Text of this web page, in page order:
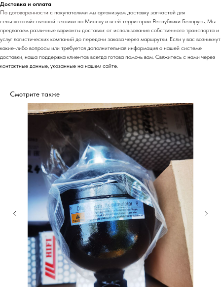
Доставка и оплата
По договоренности с покупателями мы организуем доставку запчастей для
сельскохозяйственной техники по Минску и всей территории Республики Беларусь. Мы
предлагаем различные варианты доставки: от использования собственного транспорта и
услуг логистических компаний до передачи заказа через маршрутки. Если у вас возникнут
какие-либо вопросы или требуется дополнительная информация о нашей системе
доставки, наша поддержка клиентов всегда готова помочь вам. Свяжитесь с нами через
контактные данные, указанные на нашем сайте.
Смотрите также